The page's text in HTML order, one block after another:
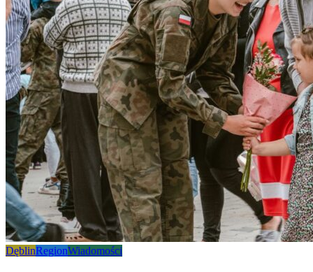
DęblinRegionWiadomości